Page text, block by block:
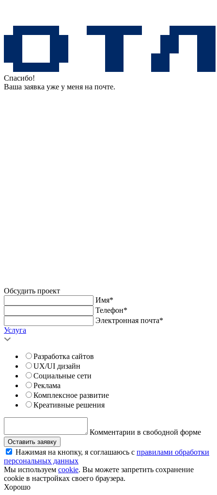
Спасибо!
Ваша заявка уже у меня на почте.
Обсудить проект
Имя*
Телефон*
Электронная почта*
Услуга
Разработка сайтов
UX/UI дизайн
Социальные сети
Реклама
Комплексное развитие
Креативные решения
Комментарии в свободной форме
Оставить заявку
Нажимая на кнопку, я соглашаюсь с правилами обработки
персональных данных
Мы используем cookie. Вы можете запретить сохранение
cookie в настройках своего браузера.
Хорошо